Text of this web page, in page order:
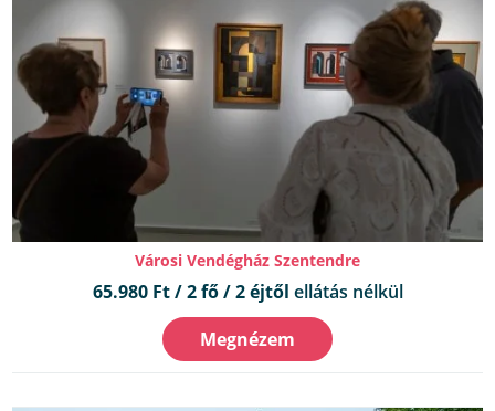
Városi Vendégház Szentendre
65.980 Ft / 2 fő / 2 éjtől ellátás nélkül
Megnézem